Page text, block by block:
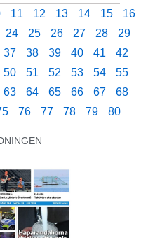
11 12 13 14 15
16
24 25 26 27 28
29
37 38 39 40 41
42
50 51 52 53 54
55
63 64 65 66 67
68
76 77 78 79 80